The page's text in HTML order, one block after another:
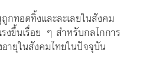
ทอดทิ้งและละเลยในสังคม
งขึ้นเรื่อย ๆ สำหรับกลไกการ
ายุในสังคมไทยในปัจจุบัน